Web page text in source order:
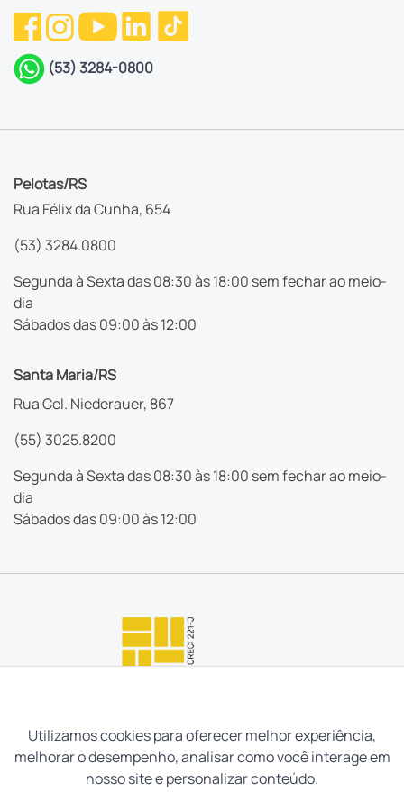
(53) 3284-0800
Pelotas/RS
Rua Félix da Cunha, 654
(53) 3284.0800
Segunda à Sexta das 08:30 às 18:00 sem fechar ao meio-
dia
Sábados das 09:00 às 12:00
Santa Maria/RS
Rua Cel. Niederauer, 867
(55) 3025.8200
Segunda à Sexta das 08:30 às 18:00 sem fechar ao meio-
dia
Sábados das 09:00 às 12:00
Utilizamos cookies para oferecer melhor experiência,
melhorar o desempenho, analisar como você interage em
nosso site e personalizar conteúdo.